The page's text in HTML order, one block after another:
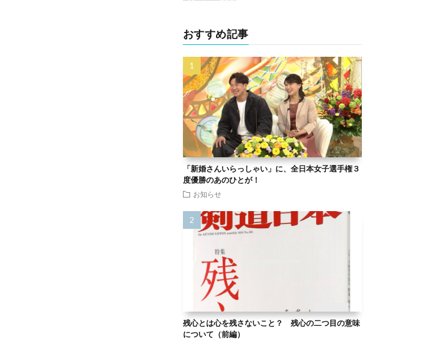
おすすめ記事
「新婚さんいらっしゃい」に、全日本女子選手権３
度優勝のあのひとが！
お知らせ
残心とは心を残さないこと？ 残心の二つ目の意味
について（前編）